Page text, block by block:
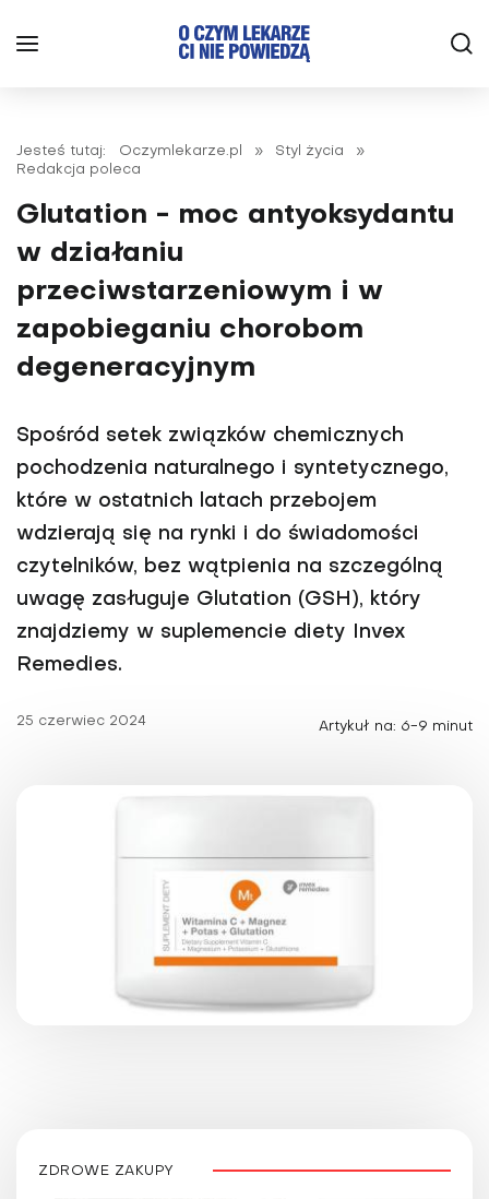
Jesteś tutaj: Oczymlekarze.pl » Styl życia
»
Redakcja poleca
Glutation - moc antyoksydantu
w działaniu
przeciwstarzeniowym i w
zapobieganiu chorobom
degeneracyjnym
Spośród setek związków chemicznych
pochodzenia naturalnego i syntetycznego,
które w ostatnich latach przebojem
wdzierają się na rynki i do świadomości
czytelników, bez wątpienia na szczególną
uwagę zasługuje Glutation (GSH), który
znajdziemy w suplemencie diety Invex
Remedies.
25 czerwiec 2024 Artykuł na: 6-9 minut
ZDROWE ZAKUPY